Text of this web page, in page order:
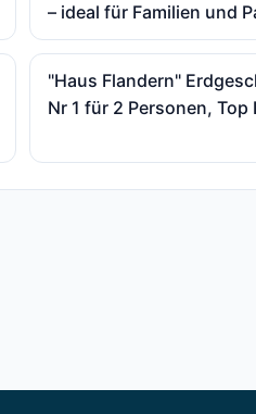
– ideal für Familien und
"Haus Flandern"
Nr 1 für 2 Personen, Top